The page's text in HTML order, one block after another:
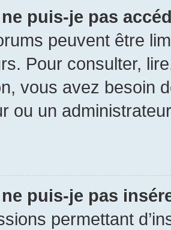
puis-je pas
peuvent être
Pour consulter,
vous avez besoin
ou un
puis-je pas
permettant